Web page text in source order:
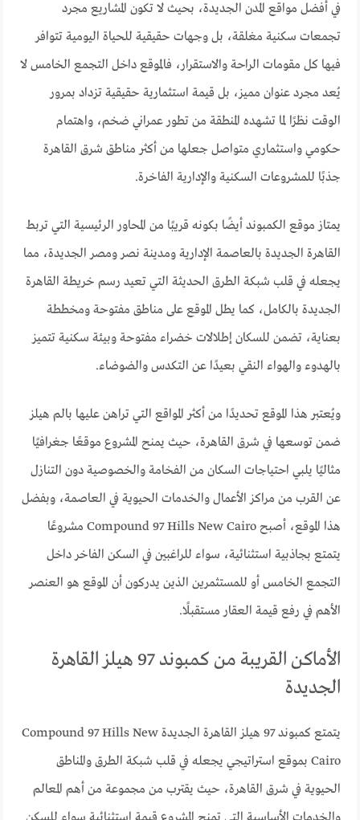
في أفضل مواقع المدن الجديدة، بحيث لا تكون المشاريع مجرد
تجمعات سكنية مغلقة، بل وجهات حقيقية للحياة اليومية تتوافر
فيها كل مقومات الراحة والاستقرار، فالموقع داخل التجمع الخامس لا
يُعد مجرد عنوان مميز، بل قيمة استثمارية حقيقية تزداد بمرور
الوقت نظرًا لما تشهده المنطقة من تطور عمراني ضخم، واهتمام
حكومي واستثماري متواصل جعلها من أكثر مناطق شرق القاهرة
جذبًا للمشروعات السكنية والإدارية الفاخرة.
يمتاز موقع الكمبوند أيضًا بكونه قريبًا من المحاور الرئيسية التي تربط
القاهرة الجديدة بالعاصمة الإدارية ومدينة نصر ومصر الجديدة، مما
يجعله في قلب شبكة الطرق الحديثة التي تعيد رسم خريطة القاهرة
الجديدة بالكامل، كما يطل الموقع على مناطق مفتوحة ومخططة
بعناية، تضمن للسكان إطلالات خضراء مفتوحة وبيئة سكنية تتميز
بالهدوء والهواء النقي بعيدًا عن التكدس والضوضاء.
ويُعتبر هذا الموقع تحديدًا من أكثر المواقع التي تراهن عليها بالم هيلز
ضمن توسعها في شرق القاهرة، حيث يمنح المشروع موقعًا جغرافيًا
مثاليًا يلبي احتياجات السكان من الفخامة والخصوصية دون التنازل
عن القرب من مراكز الأعمال والخدمات الحيوية في العاصمة، وبفضل
هذا الموقع، أصبح Compound 97 Hills New Cairo مشروعًا
يتمتع بجاذبية استثنائية، سواء للراغبين في السكن الفاخر داخل
التجمع الخامس أو للمستثمرين الذين يدركون أن الموقع هو العنصر
الأهم في رفع قيمة العقار مستقبلًا.
الأماكن القريبة من كمبوند 97 هيلز القاهرة
الجديدة
يتمتع كمبوند 97 هيلز القاهرة الجديدة Compound 97 Hills New
Cairo بموقع استراتيجي يجعله في قلب شبكة الطرق والمناطق
الحيوية في شرق القاهرة، حيث يقترب من مجموعة من أهم المعالم